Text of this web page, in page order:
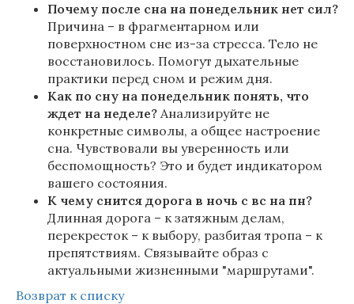
Почему после сна на понедельник нет сил?
Причина – в фрагментарном или
поверхностном сне из-за стресса. Тело не
восстановилось. Помогут дыхательные
практики перед сном и режим дня.
Как по сну на понедельник понять, что
ждет на неделе? Анализируйте не
конкретные символы, а общее настроение
сна. Чувствовали вы уверенность или
беспомощность? Это и будет индикатором
вашего состояния.
К чему снится дорога в ночь с вс на пн?
Длинная дорога – к затяжным делам,
перекресток – к выбору, разбитая тропа – к
препятствиям. Связывайте образ с
актуальными жизненными "маршрутами".
Возврат к списку